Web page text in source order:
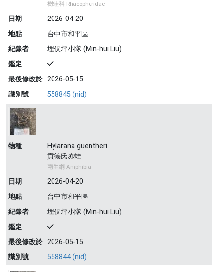
樹蛙科 Rhacophoridae
日期
2026-04-20
地點
台中市和平區
紀錄者
埋伏坪小隊 (Min-hui Liu)
鑑定
最後修改於 2026-05-15
識別號
558845 (nid)
物種
Hylarana guentheri
貢德氏赤蛙
兩生綱 Amphibia
日期
2026-04-20
地點
台中市和平區
紀錄者
埋伏坪小隊 (Min-hui Liu)
鑑定
最後修改於 2026-05-15
識別號
558844 (nid)